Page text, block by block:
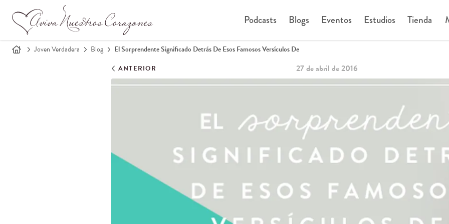
Podcasts Blogs Eventos Estudios Tienda
Joven Verdadera Blog El Sorprendente Significado Detrás De Esos Famosos Versículos De
ANTERIOR 27 de abril de 2016